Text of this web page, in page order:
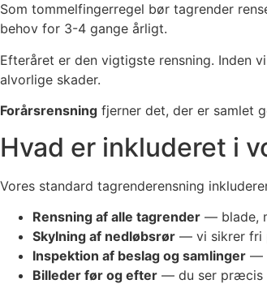
Som tommelfingerregel bør tagrender
behov for 3-4 gange årligt.
Efteråret er den vigtigste rensning. Inden
alvorlige skader.
Forårsrensning fjerner det, der er samlet
Hvad er inkluderet i
Vores standard tagrenderensning
Rensning af alle tagrender — blade,
Skylning af nedløbsrør — vi sikrer fri
Inspektion af beslag og samlinger —
Billeder før og efter — du ser præcis